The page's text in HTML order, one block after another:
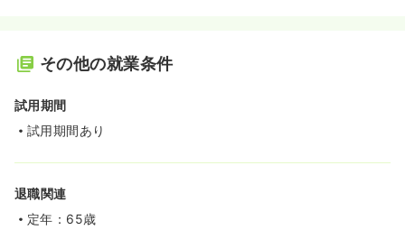
その他の就業条件
試用期間
試用期間あり
退職関連
定年：65歳